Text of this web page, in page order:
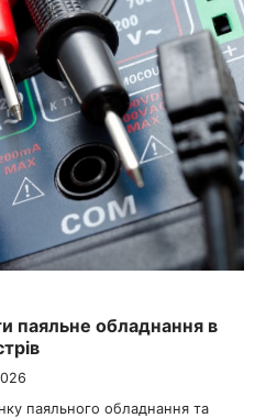
паяльне обладнання в
паяльного обладнання та